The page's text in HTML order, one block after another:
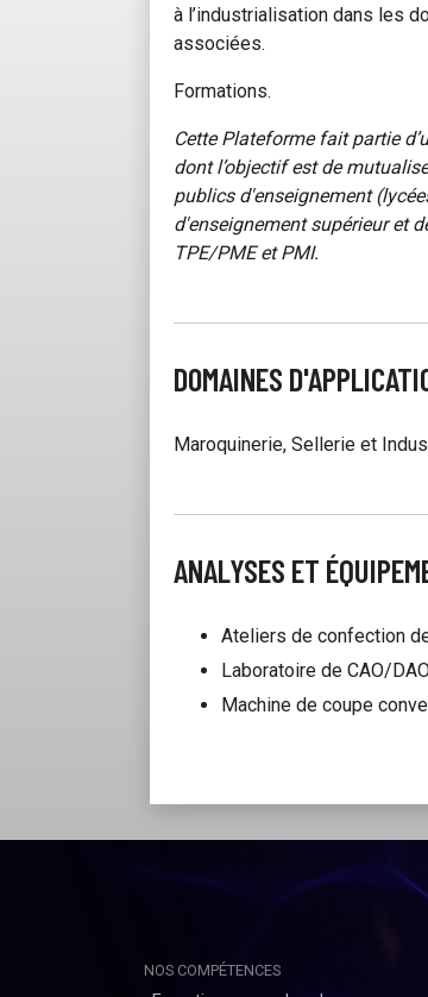
à l’industrialisation dans les
associées.
Formations.
Cette Plateforme fait partie
dont l’objectif est de
publics d'enseignement
d'enseignement supérieur et
TPE/PME et PMI.
DOMAINES
Maroquinerie, Sellerie et
ANALYSES ET
Ateliers de confection
Laboratoire de CAO/
Machine de coupe
NOS COMPÉTENCES